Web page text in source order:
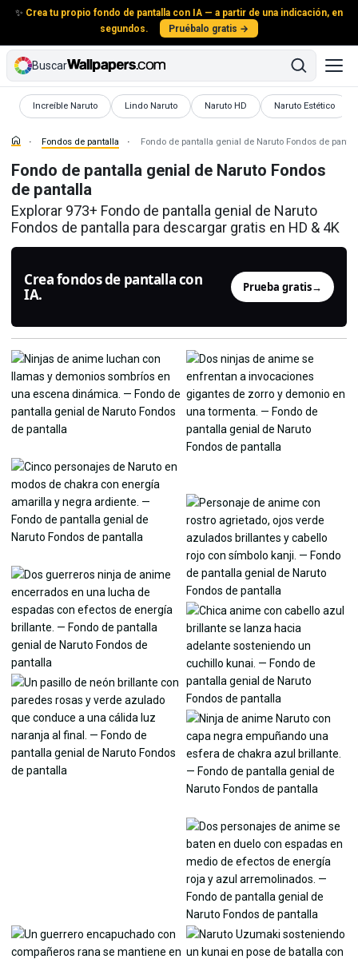
✨ Crea tu propio fondo de pantalla con IA — a partir de una indicación, en
segundos.
Pruébalo gratis →
Buscar
Increíble Naruto
Fondos de pantalla Lindo Naruto
Fondos de pantalla Naruto HD
Fondos de pantallaNaruto Estético
Fondos de pantalla
Fondos de pantalla Fondo de pantalla genial de Naruto Fondos de
Fondo de pantalla genial de Naruto Fondos
de pantalla
Explorar 973+ Fondo de pantalla genial de Naruto
Fondos de pantalla para descargar gratis en HD & 4K
Crea fondos de pantalla con
IA.
Prueba gratis→